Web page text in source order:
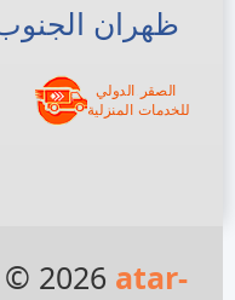
ظهران الجنوب
© 2026atar-